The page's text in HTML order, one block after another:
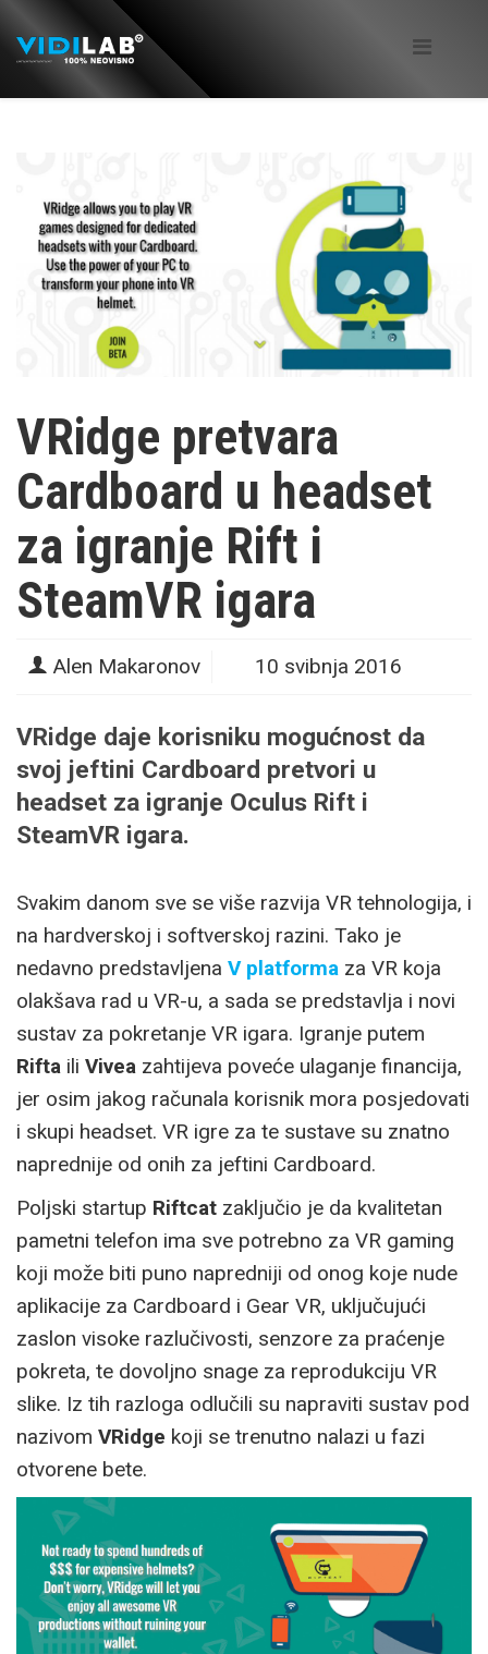
VRidge pretvara
Cardboard u headset
za igranje Rift i
SteamVR igara
Alen Makaronov 10 svibnja 2016
VRidge daje korisniku mogućnost da
svoj jeftini Cardboard pretvori u
headset za igranje Oculus Rift i
SteamVR igara.
Svakim danom sve se više razvija VR tehnologija, i
na hardverskoj i softverskoj razini. Tako je
nedavno predstavljena V platforma za VR koja
olakšava rad u VR-u, a sada se predstavlja i novi
sustav za pokretanje VR igara. Igranje putem
Rifta ili Vivea zahtijeva poveće ulaganje financija,
jer osim jakog računala korisnik mora posjedovati
i skupi headset. VR igre za te sustave su znatno
naprednije od onih za jeftini Cardboard.
Poljski startup Riftcat zaključio je da kvalitetan
pametni telefon ima sve potrebno za VR gaming
koji može biti puno napredniji od onog koje nude
aplikacije za Cardboard i Gear VR, uključujući
zaslon visoke razlučivosti, senzore za praćenje
pokreta, te dovoljno snage za reprodukciju VR
slike. Iz tih razloga odlučili su napraviti sustav pod
nazivom VRidge koji se trenutno nalazi u fazi
otvorene bete.